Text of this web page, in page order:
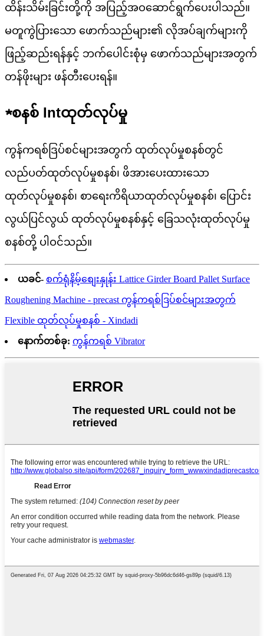
ထိန်းသိမ်းခြင်းတို့ကို အပြည့်အဝဆောင်ရွက်ပေးပါသည်။
မတူကွဲပြားသော ဖောက်သည်များ၏ လိုအပ်ချက်များကို
ဖြည့်ဆည်းရန်နှင့် ဘက်ပေါင်းစုံမှ ဖောက်သည်များအတွက်
တန်ဖိုးများ ဖန်တီးပေးရန်။
★စနစ် Intထုတ်လုပ်မှု
ကွန်ကရစ်ဒြပ်စင်များအတွက် ထုတ်လုပ်မှုစနစ်တွင်
လည်ပတ်ထုတ်လုပ်မှုစနစ်၊ ဖိအားပေးထားသော
ထုတ်လုပ်မှုစနစ်၊ စာရေးကိရိယာထုတ်လုပ်မှုစနစ်၊ ပြောင်း
လွယ်ပြင်လွယ် ထုတ်လုပ်မှုစနစ်နှင့် ခြေသလုံးထုတ်လုပ်မှု
စနစ်တို့ ပါဝင်သည်။
ယခင်- စက်ရုံနိမ့်စျေးနှုန်း Lattice Girder Board Pallet Surface
Roughening Machine - precast ကွန်ကရစ်ဒြပ်စင်များအတွက်
Flexible ထုတ်လုပ်မှုစနစ် - Xindadi
နောက်တစ်ခု: ကွန်ကရစ် Vibrator